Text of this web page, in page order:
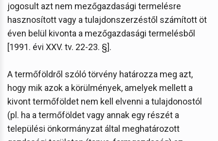
jogosult azt nem mezőgazdasági termelésre
hasznosított vagy a tulajdonszerzéstől számított öt
éven belül kivonta a mezőgazdasági termelésből
[1991. évi XXV. tv. 22-23. §].
A termőföldről szóló törvény határozza meg azt,
hogy mik azok a körülmények, amelyek mellett a
kivont termőföldet nem kell elvenni a tulajdonostól
(pl. ha a termőföldet vagy annak egy részét a
települési önkormányzat által meghatározott